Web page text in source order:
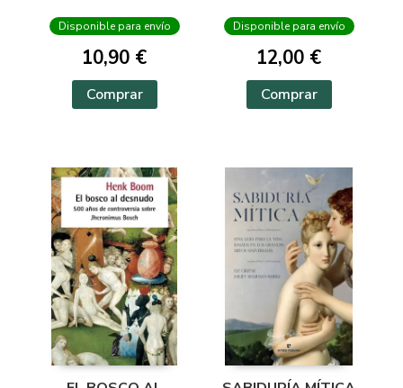
Disponible para envío
10,90 €
Comprar
Disponible para envío
12,00 €
Comprar